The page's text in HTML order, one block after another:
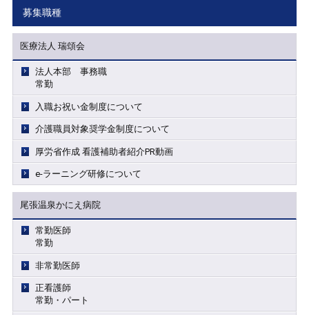
募集職種
医療法人 瑞頌会
法人本部 事務職
常勤
入職お祝い金制度について
介護職員対象奨学金制度について
厚労省作成 看護補助者紹介PR動画
e-ラーニング研修について
尾張温泉かにえ病院
常勤医師
常勤
非常勤医師
正看護師
常勤・パート